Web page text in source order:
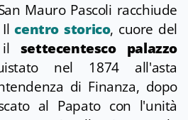
Mauro Pascoli racchiude
Ilcentro storico, cuore del
settecentesco palazzo
nel 1874 all'asta
di Finanza, dopo
al Papato con l'unità